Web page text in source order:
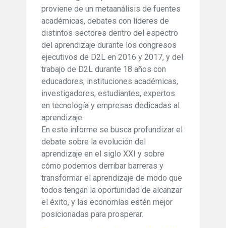
proviene de un metaanálisis de fuentes
académicas, debates con líderes de
distintos sectores dentro del espectro
del aprendizaje durante los congresos
ejecutivos de D2L en 2016 y 2017, y del
trabajo de D2L durante 18 años con
educadores, instituciones académicas,
investigadores, estudiantes, expertos
en tecnología y empresas dedicadas al
aprendizaje.
En este informe se busca profundizar el
debate sobre la evolución del
aprendizaje en el siglo XXI y sobre
cómo podemos derribar barreras y
transformar el aprendizaje de modo que
todos tengan la oportunidad de alcanzar
el éxito, y las economías estén mejor
posicionadas para prosperar.